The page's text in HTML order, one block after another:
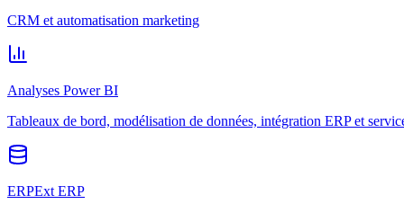
CRM et automatisation marketing
Analyses Power BI
Tableaux de bord, modélisation de données, intégration ERP et
ERPExt ERP